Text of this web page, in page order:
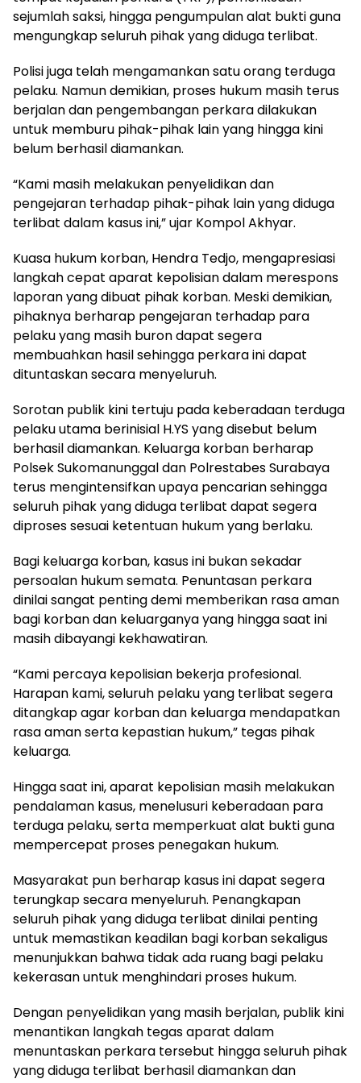
sejumlah saksi, hingga pengumpulan alat bukti guna
mengungkap seluruh pihak yang diduga terlibat.
Polisi juga telah mengamankan satu orang terduga
pelaku. Namun demikian, proses hukum masih terus
berjalan dan pengembangan perkara dilakukan
untuk memburu pihak-pihak lain yang hingga kini
belum berhasil diamankan.
“Kami masih melakukan penyelidikan dan
pengejaran terhadap pihak-pihak lain yang diduga
terlibat dalam kasus ini,” ujar Kompol Akhyar.
Kuasa hukum korban, Hendra Tedjo, mengapresiasi
langkah cepat aparat kepolisian dalam merespons
laporan yang dibuat pihak korban. Meski demikian,
pihaknya berharap pengejaran terhadap para
pelaku yang masih buron dapat segera
membuahkan hasil sehingga perkara ini dapat
dituntaskan secara menyeluruh.
Sorotan publik kini tertuju pada keberadaan terduga
pelaku utama berinisial H.YS yang disebut belum
berhasil diamankan. Keluarga korban berharap
Polsek Sukomanunggal dan Polrestabes Surabaya
terus mengintensifkan upaya pencarian sehingga
seluruh pihak yang diduga terlibat dapat segera
diproses sesuai ketentuan hukum yang berlaku.
Bagi keluarga korban, kasus ini bukan sekadar
persoalan hukum semata. Penuntasan perkara
dinilai sangat penting demi memberikan rasa aman
bagi korban dan keluarganya yang hingga saat ini
masih dibayangi kekhawatiran.
“Kami percaya kepolisian bekerja profesional.
Harapan kami, seluruh pelaku yang terlibat segera
ditangkap agar korban dan keluarga mendapatkan
rasa aman serta kepastian hukum,” tegas pihak
keluarga.
Hingga saat ini, aparat kepolisian masih melakukan
pendalaman kasus, menelusuri keberadaan para
terduga pelaku, serta memperkuat alat bukti guna
mempercepat proses penegakan hukum.
Masyarakat pun berharap kasus ini dapat segera
terungkap secara menyeluruh. Penangkapan
seluruh pihak yang diduga terlibat dinilai penting
untuk memastikan keadilan bagi korban sekaligus
menunjukkan bahwa tidak ada ruang bagi pelaku
kekerasan untuk menghindari proses hukum.
Dengan penyelidikan yang masih berjalan, publik kini
menantikan langkah tegas aparat dalam
menuntaskan perkara tersebut hingga seluruh pihak
yang diduga terlibat berhasil diamankan dan